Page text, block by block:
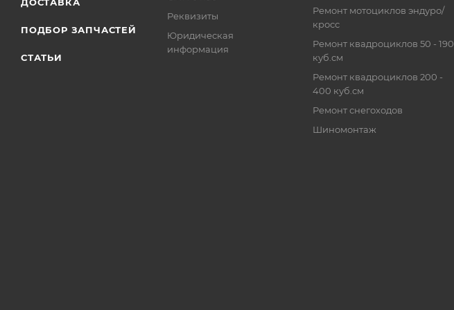
ПОДБОР ЗАПЧАСТЕЙ
СТАТЬИ
Реквизиты
Юридическая
информация
Ремонт мотоциклов эндуро/
кросс
Ремонт квадроциклов 50 - 190
куб.см
Ремонт квадроциклов 200 -
400 куб.см
Ремонт снегоходов
Шиномонтаж